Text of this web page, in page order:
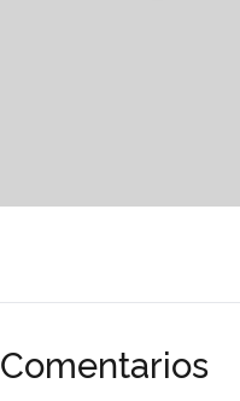
Comentarios